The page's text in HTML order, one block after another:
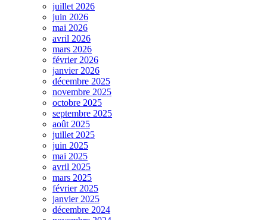
juillet 2026
juin 2026
mai 2026
avril 2026
mars 2026
février 2026
janvier 2026
décembre 2025
novembre 2025
octobre 2025
septembre 2025
août 2025
juillet 2025
juin 2025
mai 2025
avril 2025
mars 2025
février 2025
janvier 2025
décembre 2024